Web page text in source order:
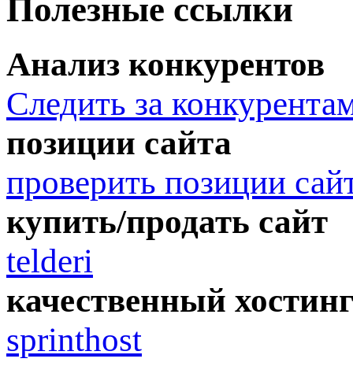
Полезные ссылки
Анализ конкурентов
Следить за
позиции сайта
проверить позиции
купить/продать сайт
telderi
качественный
sprinthost